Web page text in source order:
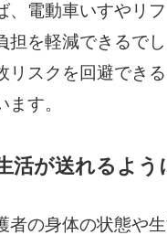
、電動車いすやリ
担を軽減できるで
リスクを回避でき
す。
活が送れるよう
者の身体の状態や